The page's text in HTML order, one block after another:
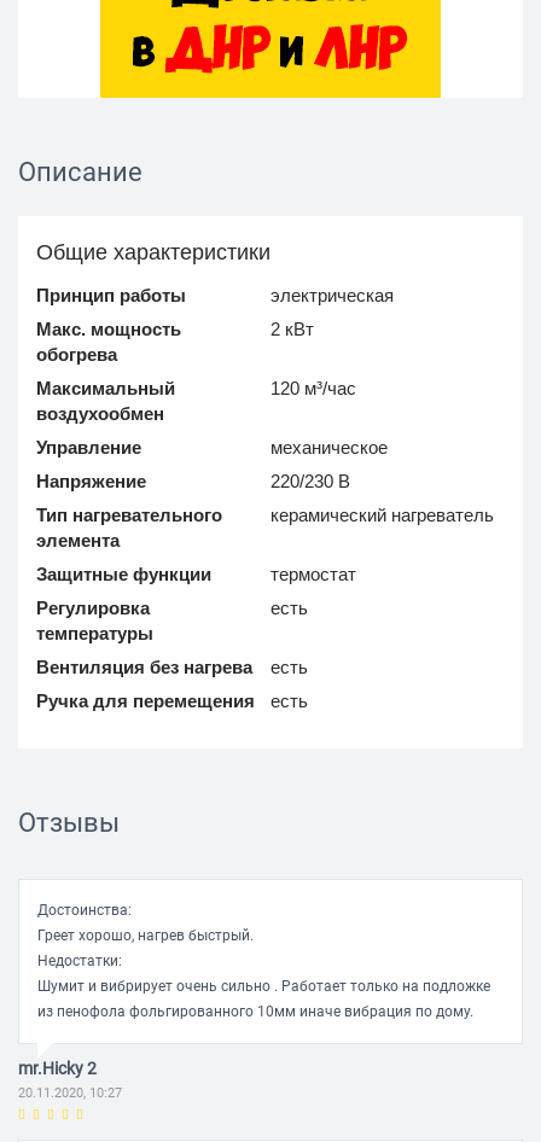
Описание
Общие характеристики
Принцип работы
электрическая
Макс. мощность
обогрева
2 кВт
Максимальный
воздухообмен
120 м³/час
Управление
механическое
Напряжение
220/230 В
Тип нагревательного
элемента
керамический нагреватель
Защитные функции
термостат
Регулировка
температуры
есть
Вентиляция без нагрева
есть
Ручка для перемещения
есть
Отзывы
Достоинства:
Греет хорошо, нагрев быстрый.
Недостатки:
Шумит и вибрирует очень сильно . Работает только на подложке
из пенофола фольгированного 10мм иначе вибрация по дому.
mr.Hicky 2
20.11.2020, 10:27